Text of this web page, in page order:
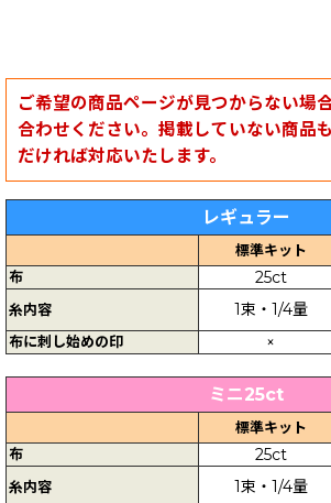
ご希望の商品ページが見つからない場
合わせください。掲載していない商品
だければ対応いたします。
レギュラー
標準キット
布
25ct
糸内容 1束・1/4量
布に刺し始めの印 ×
ミニ25ct
標準キット
布
25ct
糸内容 1束・1/4量